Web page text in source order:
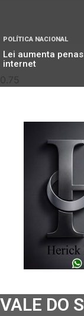
POLÍTICA NACIONAL
Lei aumenta
internet
VALE DO